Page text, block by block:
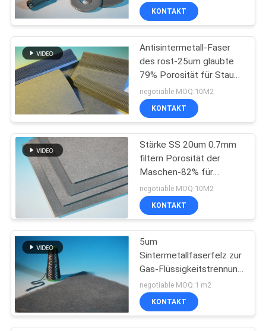
Garne aus
Spinnfasern
Leitfähiges
Masterbatch
KONTAKT
Antisintermetall-Faser
des rost-25um glaubte
79% Porosität für Staub-
Beschleuniger
negotiable MOQ:10M2
KONTAKT
Stärke SS 20um 0.7mm
filtern Porosität der
Maschen-82% für
Chemiefaser-Industrie
negotiable MOQ:10M2
KONTAKT
5um
Sintermetallfaserfelz zur
Gas-Flüssigkeitstrennung
Flexible Größe
Einheitlicher
Faserdurchmesser
negotiable MOQ:1 m2
KONTAKT